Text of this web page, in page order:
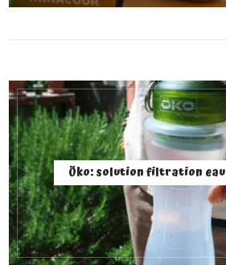
Öko: solution filtration eau